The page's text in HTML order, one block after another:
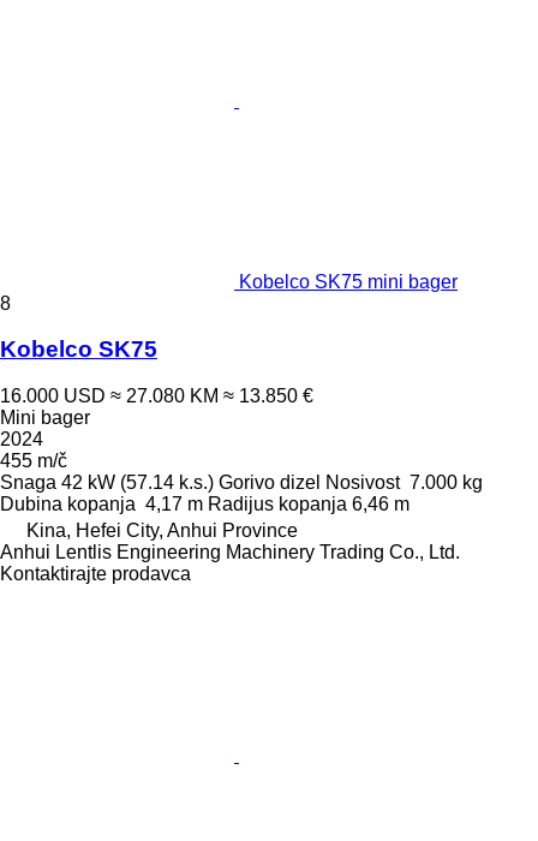
Kobelco SK75 mini bager
8
Kobelco SK75
16.000 USD ≈ 27.080 KM ≈ 13.850 €
Mini bager
2024
455 m/č
Snaga 42 kW (57.14 k.s.) Gorivo dizel Nosivost 7.000 kg
Dubina kopanja 4,17 m Radijus kopanja 6,46 m
Kina, Hefei City, Anhui Province
Anhui Lentlis Engineering Machinery Trading Co., Ltd.
Kontaktirajte prodavca